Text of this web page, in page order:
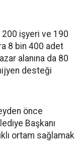
işyeri ve 190
8 bin 400 adet
alanına da 80
desteği
önce
Başkanı
ortam sağlamak